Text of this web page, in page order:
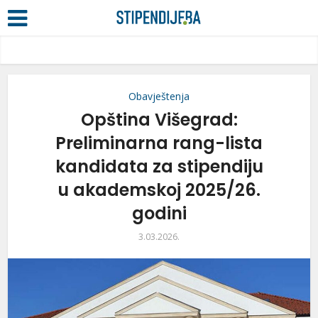
Obavještenja
Opština Višegrad:
Preliminarna rang-lista
kandidata za stipendiju
u akademskoj 2025/26.
godini
3.03.2026.